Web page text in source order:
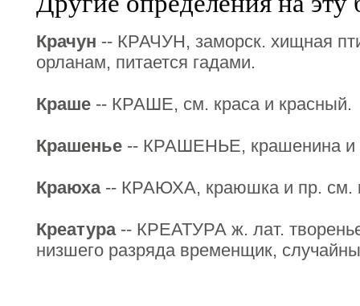
Крачун -- КРАЧУН, заморск. хищная
орланам, питается гадами.
Краше -- КРАШЕ, см. краса и красный.
Крашенье -- КРАШЕНЬЕ, крашенина и
Краюха-- КРАЮХА, краюшка и пр. см.
Креатура-- КРЕАТУРА ж. лат.
низшего разряда временщик,